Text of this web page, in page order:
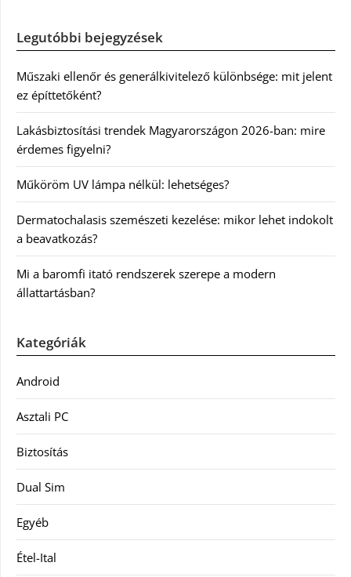
Legutóbbi bejegyzések
Műszaki ellenőr és generálkivitelező különbsége: mit jelent
ez építtetőként?
Lakásbiztosítási trendek Magyarországon 2026-ban: mire
érdemes figyelni?
Műköröm UV lámpa nélkül: lehetséges?
Dermatochalasis szemészeti kezelése: mikor lehet indokolt
a beavatkozás?
Mi a baromfi itató rendszerek szerepe a modern
állattartásban?
Kategóriák
Android
Asztali PC
Biztosítás
Dual Sim
Egyéb
Étel-Ital